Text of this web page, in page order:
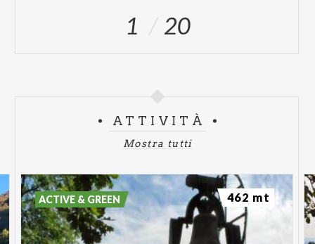
1 20
ATTIVITÀ
Mostra tutti
ACTIVE & GREEN 462 mt